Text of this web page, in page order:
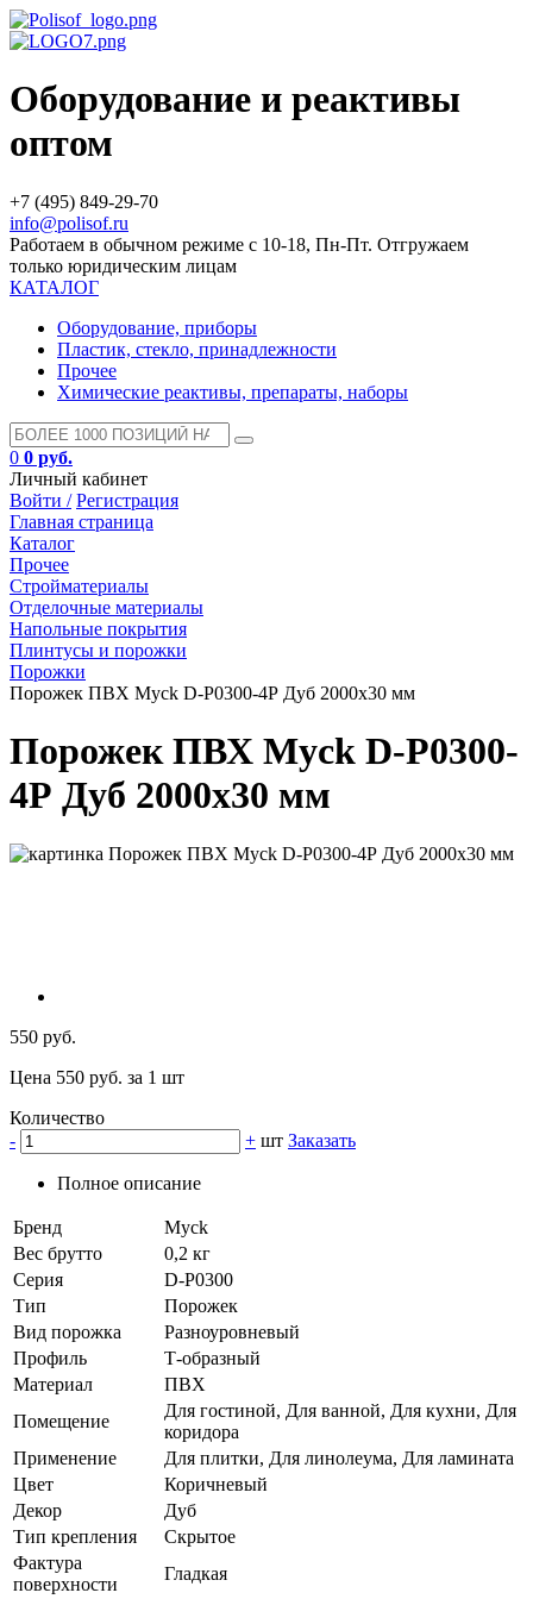
Оборудование и реактивы
оптом
+7 (495) 849-29-70
info@polisof.ru
Работаем в обычном режиме с 10-18, Пн-Пт. Отгружаем
только юридическим лицам
КАТАЛОГ
Оборудование, приборы
Пластик, стекло, принадлежности
Прочее
Химические реактивы, препараты, наборы
0 0 руб.
Личный кабинет
Войти / Регистрация
Главная страница
Каталог
Прочее
Стройматериалы
Отделочные материалы
Напольные покрытия
Плинтусы и порожки
Порожки
Порожек ПВХ Myck D-P0300-4Р Дуб 2000х30 мм
Порожек ПВХ Myck D-P0300-
4Р Дуб 2000х30 мм
550 руб.
Цена 550 руб. за 1 шт
Количество
-
+ шт Заказать
Полное описание
Бренд
Myck
Вес брутто
0,2 кг
Серия
D-P0300
Тип
Порожек
Вид порожка
Разноуровневый
Профиль
Т-образный
Материал
ПВХ
Помещение
Для гостиной, Для ванной, Для кухни, Для
коридора
Применение
Для плитки, Для линолеума, Для ламината
Цвет
Коричневый
Декор
Дуб
Тип крепления
Скрытое
Фактура
поверхности
Гладкая